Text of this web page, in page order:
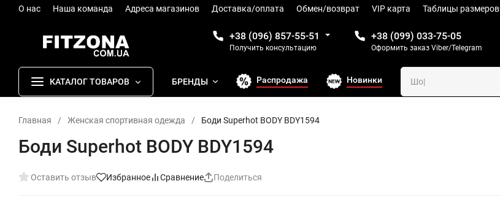
О нас Наша команда Адреса магазинов Доставка/оплата Обмен/возврат VIP карта Таблицы размеров
+38 (096) 857-55-51
Получить консультацию
+38 (099) 033-75-05
Оформить заказ Viber/Telegram
КАТАЛОГ ТОВАРОВ БРЕНДЫ Распродажа Новинки
Главная / Женская спортивная одежда / Боди Superhot BODY BDY1594
Боди Superhot BODY BDY1594
Оставить отзыв Избранное Сравнение Поделиться